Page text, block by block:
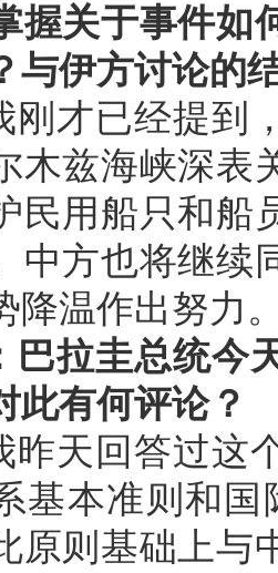
握关于事件如
与伊方讨论的
刚才已经提到
木兹海峡深表
民用船只和船
中方也将继续
降温作出努力
巴拉圭总统今
此有何评论？
昨天回答过这
基本准则和
原则基础上与